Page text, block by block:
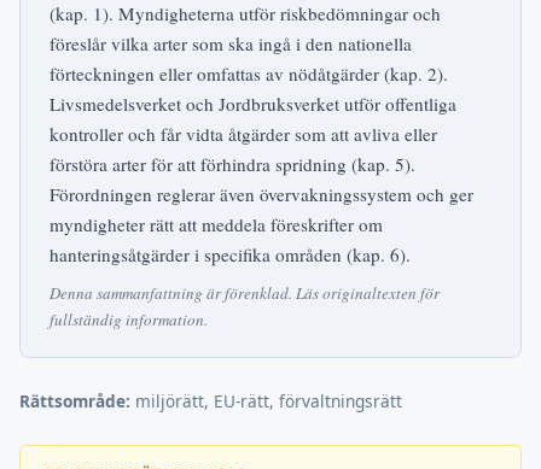
(kap. 1). Myndigheterna utför riskbedömningar och
föreslår vilka arter som ska ingå i den nationella
förteckningen eller omfattas av nödåtgärder (kap. 2).
Livsmedelsverket och Jordbruksverket utför offentliga
kontroller och får vidta åtgärder som att avliva eller
förstöra arter för att förhindra spridning (kap. 5).
Förordningen reglerar även övervakningssystem och ger
myndigheter rätt att meddela föreskrifter om
hanteringsåtgärder i specifika områden (kap. 6).
Denna sammanfattning är förenklad. Läs originaltexten för
fullständig information.
Rättsområde: miljörätt, EU-rätt, förvaltningsrätt